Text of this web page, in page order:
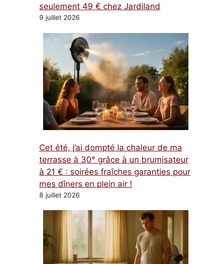
seulement 49 € chez Jardiland
9 juillet 2026
Cet été, j’ai dompté la chaleur de ma
terrasse à 30° grâce à un brumisateur
à 21 € : soirées fraîches garanties pour
mes dîners en plein air !
8 juillet 2026